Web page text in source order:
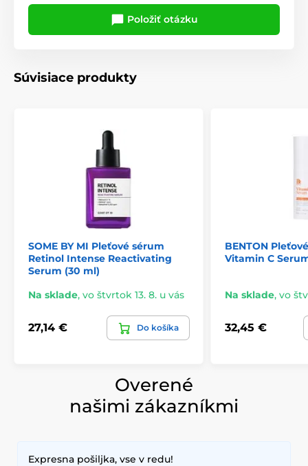
Položiť otázku
Súvisiace produkty
SOME BY MI Pleťové sérum
Retinol Intense Reactivating
Serum (30 ml)
Na sklade, vo štvrtok 13. 8. u vás
27,14 € Do košíka
BENTON
Vitamin C
Na sklade, vo
32,45 €
Overené
našimi zákazníkmi
Expresna pošiljka, vse v redu!